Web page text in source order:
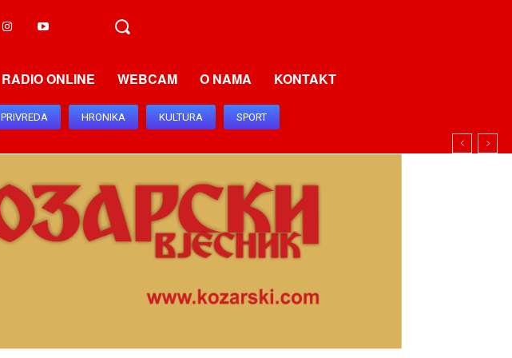
RADIO ONLINE WEBCAM O NAMA KONTAKT
PRIVREDA HRONIKA KULTURA SPORT